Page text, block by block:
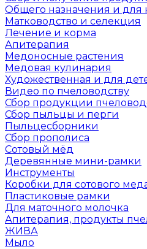
Общего назначения и
Матководство и селекция
Лечение и корма
Апитерапия
Медоносные растения
Медовая кулинария
Художественная и для
Видео по пчеловодству
Сбор продукции
Сбор пыльцы и перги
Пыльцесборники
Сбор прополиса
Сотовый мёд
Деревянные мини-рамки
Инструменты
Коробки для сотового
Пластиковые рамки
Для маточного молочка
Апитерапия, продукты
ЖИВА
Мыло